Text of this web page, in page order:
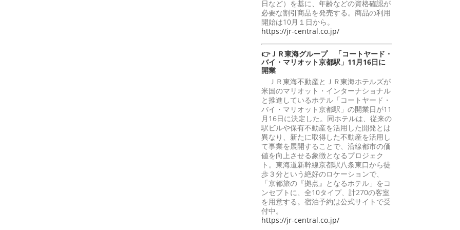
日など）を基に、年齢などの資格確認が
必要な割引商品を発売する。商品の利用
開始は10月１日から。
https://jr-central.co.jp/
👉ＪＲ東海グループ 「コートヤード・
バイ・マリオット京都駅」11月16日に
開業
ＪＲ東海不動産とＪＲ東海ホテルズが
米国のマリオット・インターナショナル
と推進しているホテル「コートヤード・
バイ・マリオット京都駅」の開業日が11
月16日に決定した。同ホテルは、従来の
駅ビルや保有不動産を活用した開発とは
異なり、新たに取得した不動産を活用し
て事業を展開することで、沿線都市の価
値を向上させる象徴となるプロジェク
ト。東海道新幹線京都駅八条東口から徒
歩３分という絶好のロケーションで、
「京都旅の『拠点』となるホテル」をコ
ンセプトに、全10タイプ、計270の客室
を用意する。宿泊予約は公式サイトで受
付中。
https://jr-central.co.jp/